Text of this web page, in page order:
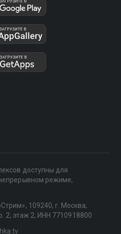
доступны для
режиме,
109240, г. Москва,
2, этаж 2, ИНН 7710918800